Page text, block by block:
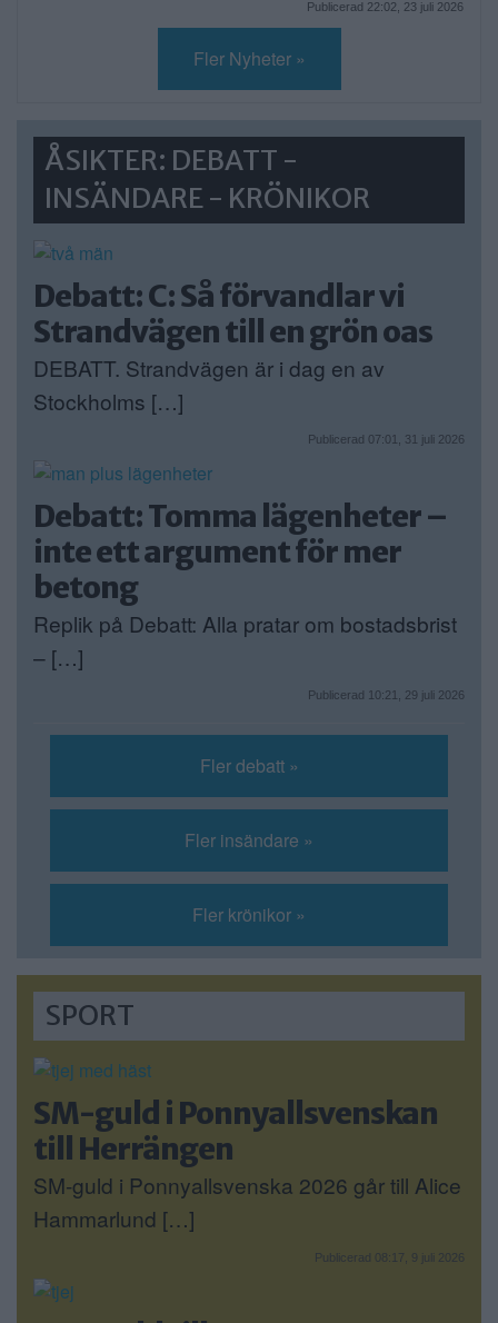
Publicerad 22:02, 23 juli 2026
Fler Nyheter »
ÅSIKTER: DEBATT -
INSÄNDARE - KRÖNIKOR
Debatt: C: Så förvandlar vi
Strandvägen till en grön oas
DEBATT. Strandvägen är i dag en av
Stockholms […]
Publicerad 07:01, 31 juli 2026
Debatt: Tomma lägenheter –
inte ett argument för mer
betong
Replik på Debatt: Alla pratar om bostadsbrist
– […]
Publicerad 10:21, 29 juli 2026
Fler debatt »
Fler insändare »
Fler krönikor »
SPORT
SM-guld i Ponnyallsvenskan
till Herrängen
SM-guld i Ponnyallsvenska 2026 går till Alice
Hammarlund […]
Publicerad 08:17, 9 juli 2026